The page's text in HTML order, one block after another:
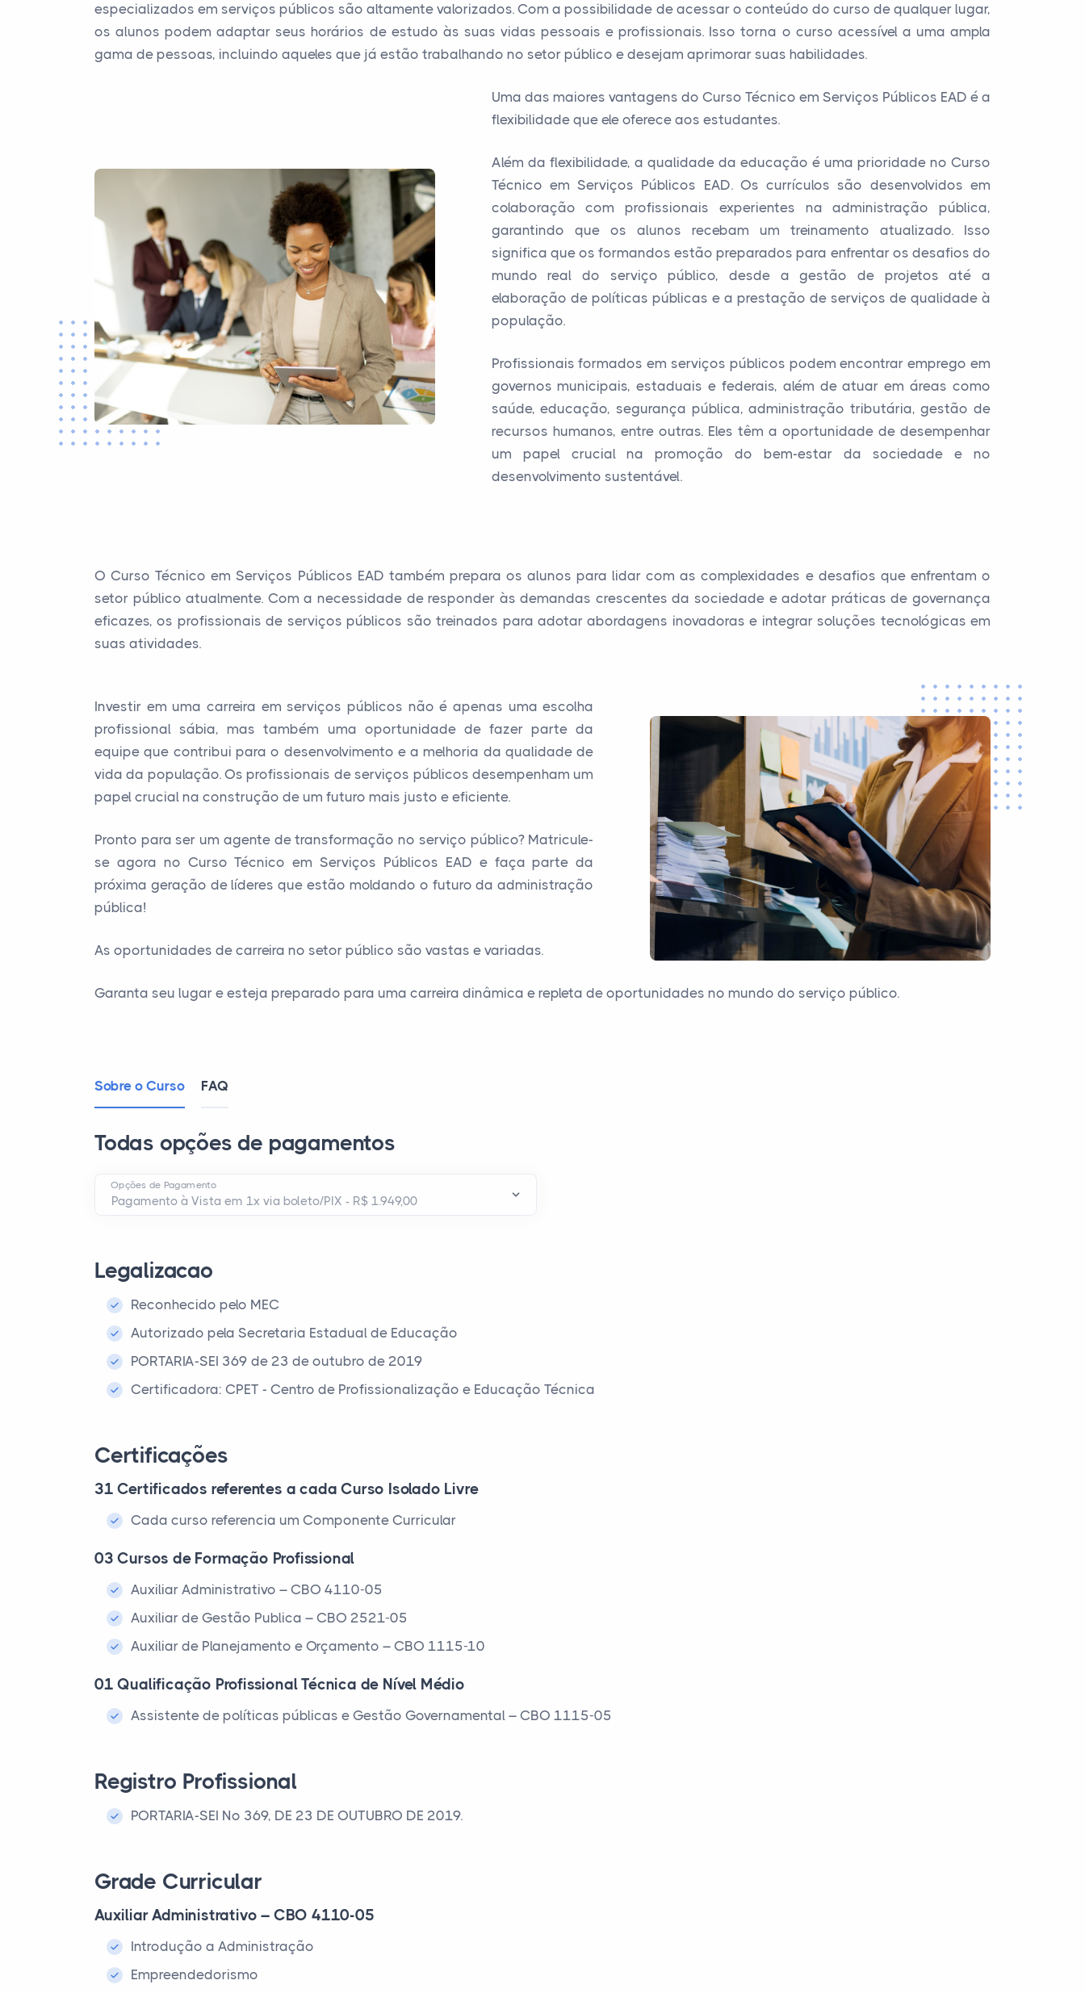
especializados em serviços públicos são altamente valorizados. Com a possibilidade de acessar o conteúdo do curso de qualquer lugar,
os alunos podem adaptar seus horários de estudo às suas vidas pessoais e profissionais. Isso torna o curso acessível a uma ampla
gama de pessoas, incluindo aqueles que já estão trabalhando no setor público e desejam aprimorar suas habilidades.
Uma das maiores vantagens do Curso Técnico em Serviços Públicos EAD é a
flexibilidade que ele oferece aos estudantes.
Além da flexibilidade, a qualidade da educação é uma prioridade no Curso
Técnico em Serviços Públicos EAD. Os currículos são desenvolvidos em
colaboração com profissionais experientes na administração pública,
garantindo que os alunos recebam um treinamento atualizado. Isso
significa que os formandos estão preparados para enfrentar os desafios do
mundo real do serviço público, desde a gestão de projetos até a
elaboração de políticas públicas e a prestação de serviços de qualidade à
população.
Profissionais formados em serviços públicos podem encontrar emprego em
governos municipais, estaduais e federais, além de atuar em áreas como
saúde, educação, segurança pública, administração tributária, gestão de
recursos humanos, entre outras. Eles têm a oportunidade de desempenhar
um papel crucial na promoção do bem-estar da sociedade e no
desenvolvimento sustentável.
O Curso Técnico em Serviços Públicos EAD também prepara os alunos para lidar com as complexidades e desafios que enfrentam o
setor público atualmente. Com a necessidade de responder às demandas crescentes da sociedade e adotar práticas de governança
eficazes, os profissionais de serviços públicos são treinados para adotar abordagens inovadoras e integrar soluções tecnológicas em
suas atividades.
Investir em uma carreira em serviços públicos não é apenas uma escolha
profissional sábia, mas também uma oportunidade de fazer parte da
equipe que contribui para o desenvolvimento e a melhoria da qualidade de
vida da população. Os profissionais de serviços públicos desempenham um
papel crucial na construção de um futuro mais justo e eficiente.
Pronto para ser um agente de transformação no serviço público? Matricule-
se agora no Curso Técnico em Serviços Públicos EAD e faça parte da
próxima geração de líderes que estão moldando o futuro da administração
pública!
As oportunidades de carreira no setor público são vastas e variadas.
Garanta seu lugar e esteja preparado para uma carreira dinâmica e repleta de oportunidades no mundo do serviço público.
Sobre o Curso FAQ
Todas opções de pagamentos
Opções de Pagamento
Legalizacao
Reconhecido pelo MEC
Autorizado pela Secretaria Estadual de Educação
PORTARIA-SEI 369 de 23 de outubro de 2019
Certificadora: CPET - Centro de Profissionalização e Educação Técnica
Certificações
31 Certificados referentes a cada Curso Isolado Livre
Cada curso referencia um Componente Curricular
03 Cursos de Formação Profissional
Auxiliar Administrativo – CBO 4110-05
Auxiliar de Gestão Publica – CBO 2521-05
Auxiliar de Planejamento e Orçamento – CBO 1115-10
01 Qualificação Profissional Técnica de Nível Médio
Assistente de políticas públicas e Gestão Governamental – CBO 1115-05
Registro Profissional
PORTARIA-SEI Nº 369, DE 23 DE OUTUBRO DE 2019.
Grade Curricular
Auxiliar Administrativo – CBO 4110-05
Introdução a Administração
Empreendedorismo